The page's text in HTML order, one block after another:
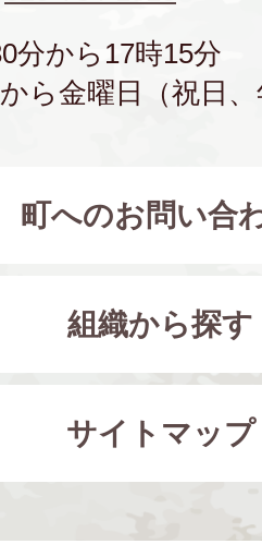
分から17時15分
ら金曜日（祝日
町へのお問い合
組織から探す
サイトマップ